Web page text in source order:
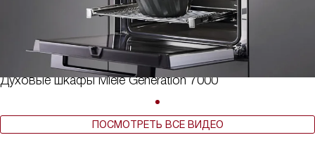
Духовые шкафы Miele Generation 7000
ПОСМОТРЕТЬ ВСЕ ВИДЕО